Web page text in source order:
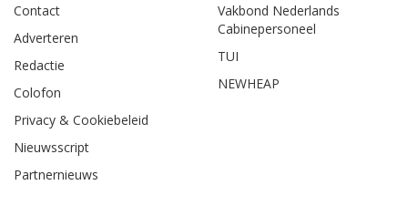
Contact
Adverteren
Redactie
Colofon
Privacy & Cookiebeleid
Nieuwsscript
Partnernieuws
Vakbond Nederlands
Cabinepersoneel
TUI
NEWHEAP